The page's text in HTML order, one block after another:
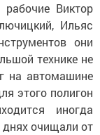
Виктор
Ильяс
они
технике не
на автомашине
этого полигон
иногда
днях очищали от